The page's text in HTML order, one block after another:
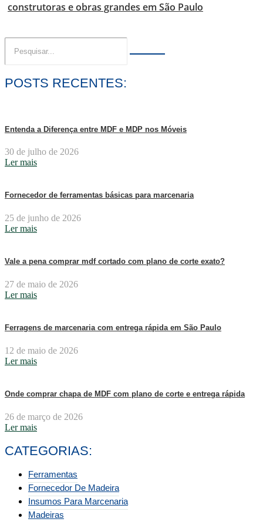
construtoras e obras grandes em São Paulo
POSTS RECENTES:
Entenda a Diferença entre MDF e MDP nos Móveis
30 de julho de 2026
Ler mais
Fornecedor de ferramentas básicas para marcenaria
25 de junho de 2026
Ler mais
Vale a pena comprar mdf cortado com plano de corte exato?
27 de maio de 2026
Ler mais
Ferragens de marcenaria com entrega rápida em São Paulo
12 de maio de 2026
Ler mais
Onde comprar chapa de MDF com plano de corte e entrega rápida
26 de março de 2026
Ler mais
CATEGORIAS:
Ferramentas
Fornecedor De Madeira
Insumos Para Marcenaria
Madeiras